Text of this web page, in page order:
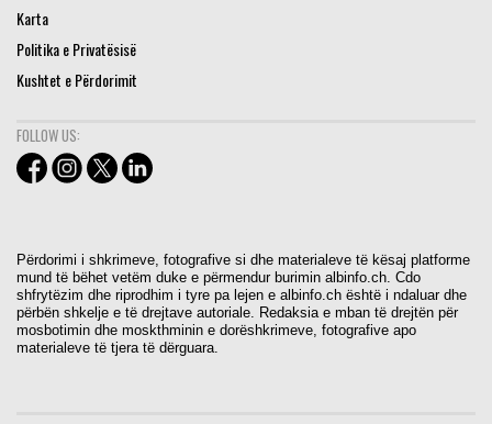
Karta
Politika e Privatësisë
Kushtet e Përdorimit
FOLLOW US:
Përdorimi i shkrimeve, fotografive si dhe materialeve të kësaj platforme
mund të bëhet vetëm duke e përmendur burimin albinfo.ch. Cdo
shfrytëzim dhe riprodhim i tyre pa lejen e albinfo.ch është i ndaluar dhe
përbën shkelje e të drejtave autoriale. Redaksia e mban të drejtën për
mosbotimin dhe moskthminin e dorëshkrimeve, fotografive apo
materialeve të tjera të dërguara.